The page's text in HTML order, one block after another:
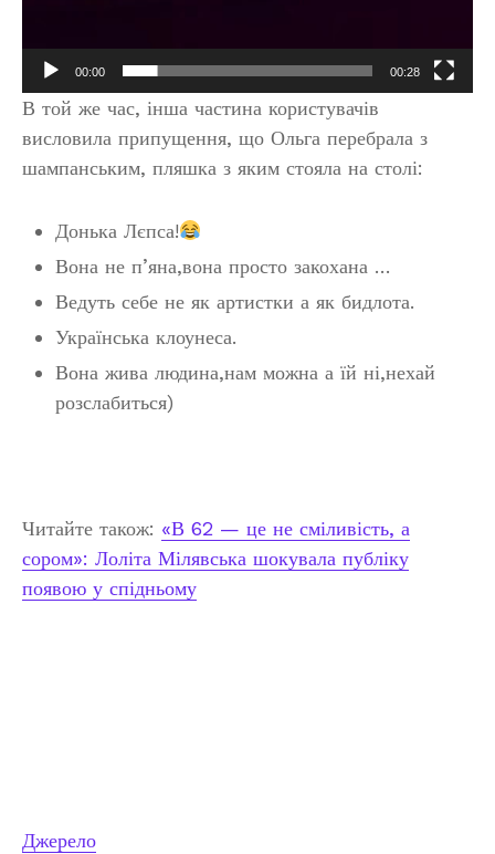
00:00 00:28
В той же час, інша частина користувачів
висловила припущення, що Ольга перебрала з
шампанським, пляшка з яким стояла на столі:
Донька Лєпса!
Вона не п’яна,вона просто закохана …
Ведуть себе не як артистки а як бидлота.
Українська клоунеса.
Вона жива людина,нам можна а їй ні,нехай
розслабиться)
Читайте також: «В 62 — це не сміливість, а
сором»: Лоліта Мілявська шокувала публіку
появою у спідньому
Джерело